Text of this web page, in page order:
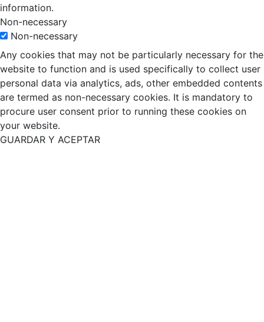
information.
Non-necessary
Non-necessary
Any cookies that may not be particularly necessary for the
website to function and is used specifically to collect user
personal data via analytics, ads, other embedded contents
are termed as non-necessary cookies. It is mandatory to
procure user consent prior to running these cookies on
your website.
GUARDAR Y ACEPTAR